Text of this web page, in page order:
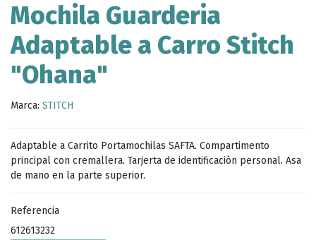
Mochila Guarderia
Adaptable a Carro Stitch
"Ohana"
Marca: STITCH
Adaptable a Carrito Portamochilas SAFTA. Compartimento
principal con cremallera. Tarjerta de identificación personal. Asa
de mano en la parte superior.
Referencia
612613232